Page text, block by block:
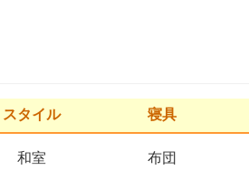
スタイル 寝具
和室 布団